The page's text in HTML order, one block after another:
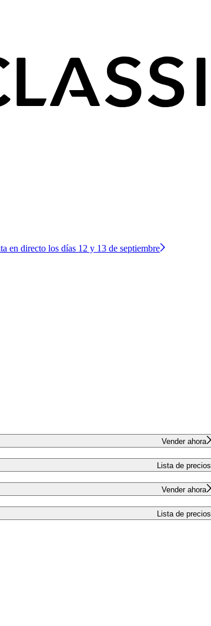
en directo los días 12 y 13 de septiembre
Vender ahora
Lista de precios
Vender ahora
Lista de precios